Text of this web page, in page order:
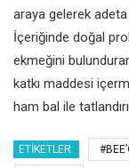
araya gelerek
İçeriğinde doğal
ekmeğini
katkı maddesi
ham bal ile
ETIKETLER: